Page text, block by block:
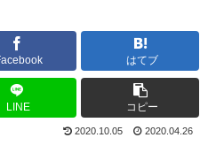
はてブ
LINE コピー
2020.10.05 2020.04.26